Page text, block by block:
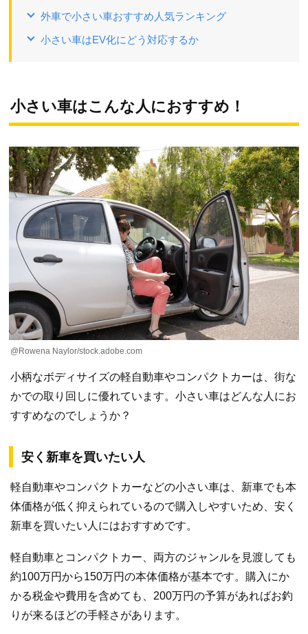
外車で小さい車おすすめ人気ランキング
小さい車はEV化にどう対応するか
小さい車はこんな人におすすめ！
@Rowena Naylor/stock.adobe.com
小柄なボディサイズの軽自動車やコンパクトカーは、街な
かでの取り回しに優れています。小さい車はどんな人にお
すすめなのでしょうか？
安く新車を買いたい人
軽自動車やコンパクトカーなどの小さい車は、新車でも本
体価格が低く抑えられているので購入しやすいため、安く
新車を買いたい人にはおすすめです。
軽自動車とコンパクトカー、両方のジャンルを見渡しても
約100万円から150万円の本体価格が基本です。購入にか
かる税金や費用を含めても、200万円の予算があればお釣
りが来るほどの手軽さがあります。